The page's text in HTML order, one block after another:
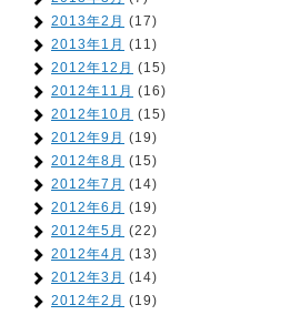
2013年2月 (17)
2013年1月 (11)
2012年12月 (15)
2012年11月 (16)
2012年10月 (15)
2012年9月 (19)
2012年8月 (15)
2012年7月 (14)
2012年6月 (19)
2012年5月 (22)
2012年4月 (13)
2012年3月 (14)
2012年2月 (19)